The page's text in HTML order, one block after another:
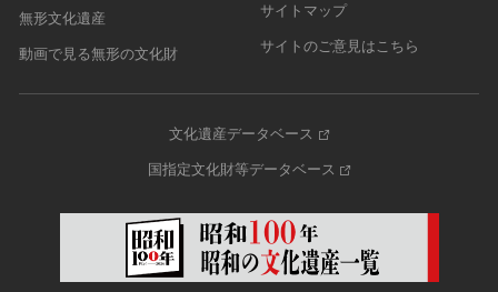
無形文化遺産
動画で見る無形の文化財
サイトマップ
サイトのご意見はこちら
文化遺産データベース
国指定文化財等データベース